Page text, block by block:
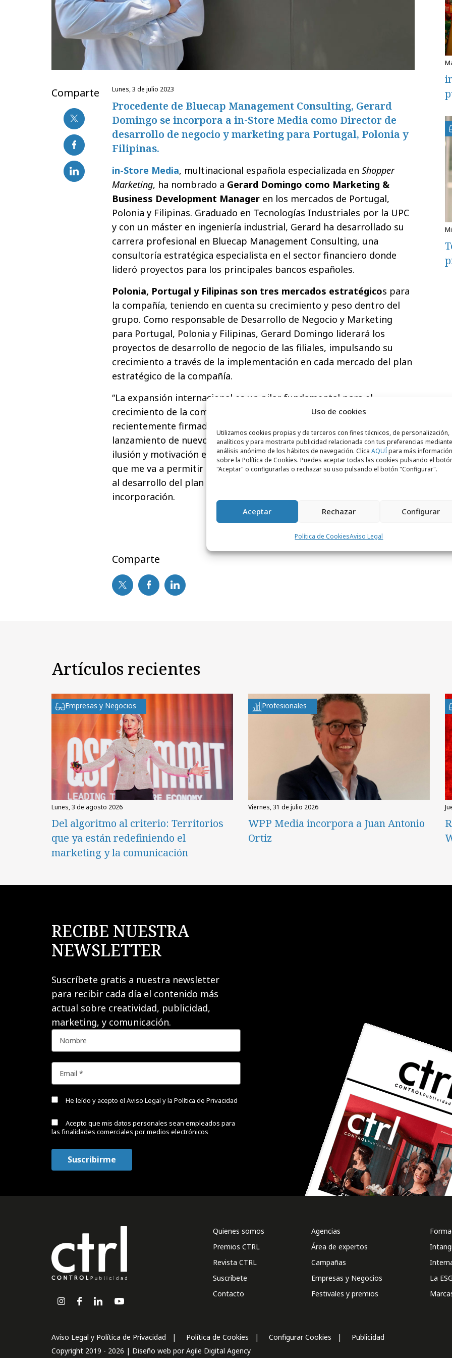
Uso de cookies
Utilizamos cookies propias y de terceros con fines técnicos, de personalización,
analíticos y para mostrarte publicidad relacionada con tus preferencias
análisis anónimo de los hábitos de navegación. Clica AQUÍpara más información
sobre la Política de Cookies. Puedes aceptar todas las cookies pulsando el
"Aceptar" o configurarlas o rechazar su uso pulsando el botón "Configurar".
Aceptar Rechazar Configurar
Política de CookiesAviso Legal
Comparte lunes, 3 de julio 2023
Procedente de Bluecap Management Consulting, Gerard
Domingo se incorpora a in-Store Media como Director de
desarrollo de negocio y marketing para Portugal, Polonia y
Filipinas.
in-Store Media, multinacional española especializada en Shopper
Marketing, ha nombrado a Gerard Domingo como Marketing &
Business Development Manager en los mercados de Portugal,
Polonia y Filipinas. Graduado en Tecnologías Industriales por la UPC
y con un máster en ingeniería industrial, Gerard ha desarrollado su
carrera profesional en Bluecap Management Consulting, una
consultoría estratégica especialista en el sector financiero donde
lideró proyectos para los principales bancos españoles.
Polonia, Portugal y Filipinas son tres mercados estratégicos para
la compañía, teniendo en cuenta su crecimiento y peso dentro del
grupo. Como responsable de Desarrollo de Negocio y Marketing
para Portugal, Polonia y Filipinas, Gerard Domingo liderará los
proyectos de desarrollo de negocio de las filiales, impulsando su
crecimiento a través de la implementación en cada mercado del plan
estratégico de la compañía.
“La expansión internacional es un pilar fundamental para el
crecimiento de la compañía y esto se ve reflejado en los contratos
recientemente firmados tanto en Filipinas como en Portugal y el
lanzamiento de nuevos circuitos en Polonia. Afronto con mucha
ilusión y motivación este momento de crecimiento de la compañía,
que me va a permitir seguir creciendo profesionalmente y contribuir
al desarrollo del plan estratégico”, ha comentado Gerard tras su
incorporación.
Comparte
Artículos recientes
Empresas y Negocios
lunes, 3 de agosto 2026
Del algoritmo al criterio: Territorios
que ya están redefiniendo el
marketing y la comunicación
Profesionales
viernes, 31 de julio 2026
WPP Media incorpora a Juan Antonio
Ortiz
RECIBE NUESTRA
NEWSLETTER
Suscríbete gratis a nuestra newsletter
para recibir cada día el contenido más
actual sobre creatividad, publicidad,
marketing, y comunicación.
He leído y acepto el Aviso Legal y la Política de Privacidad
Acepto que mis datos personales sean empleados para
las finalidades comerciales por medios electrónicos
Quienes somos
Premios CTRL
Revista CTRL
Suscríbete
Contacto
Agencias
Área de expertos
Campañas
Empresas y Negocios
Festivales y premios
La
Aviso Legal y Política de Privacidad Política de Cookies Configurar Cookies
Publicidad
Copyright 2019 - 2026 | Diseño web porAgile Digital Agency